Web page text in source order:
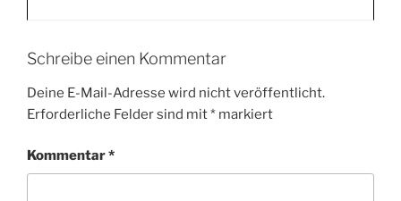
Schreibe einen Kommentar
Deine E-Mail-Adresse wird nicht veröffentlicht.
Erforderliche Felder sind mit* markiert
Kommentar*